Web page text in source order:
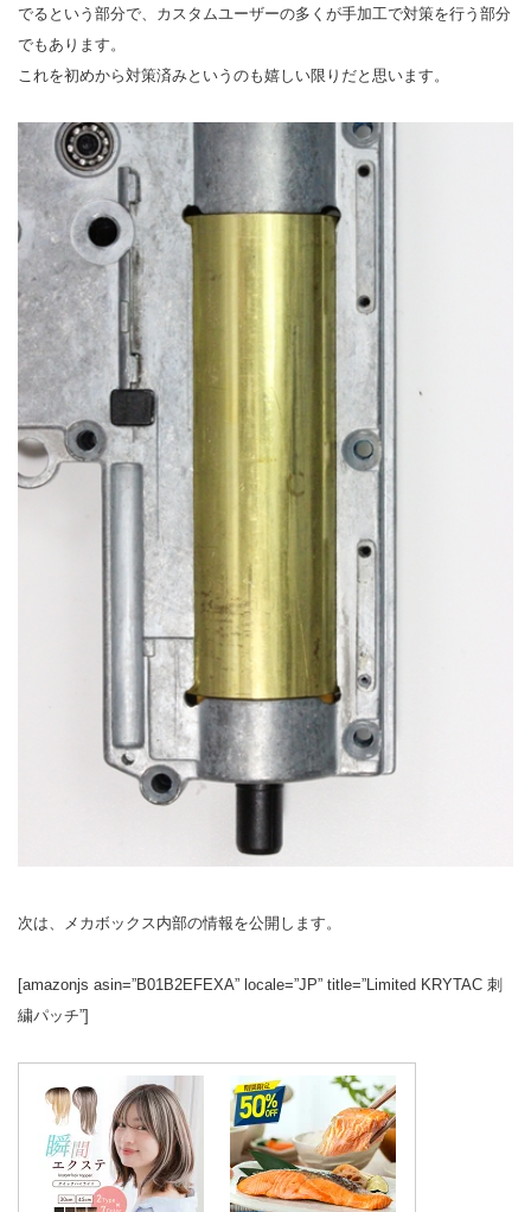
でるという部分で、カスタムユーザーの多くが手加工で対策を行う部分
でもあります。
これを初めから対策済みというのも嬉しい限りだと思います。
次は、メカボックス内部の情報を公開します。
[amazonjs asin=”B01B2EFEXA” locale=”JP” title=”Limited KRYTAC 刺
繍パッチ”]